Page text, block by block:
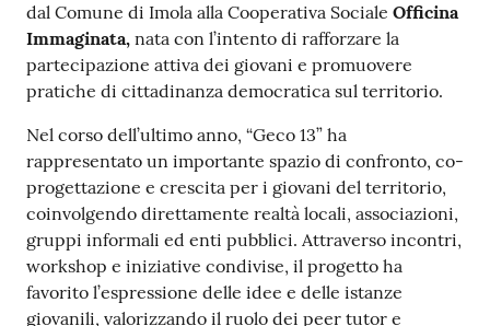
dal Comune di Imola alla Cooperativa Sociale Officina
Immaginata, nata con l’intento di rafforzare la
partecipazione attiva dei giovani e promuovere
pratiche di cittadinanza democratica sul territorio.
Nel corso dell’ultimo anno, “Geco 13” ha
rappresentato un importante spazio di confronto, co-
progettazione e crescita per i giovani del territorio,
coinvolgendo direttamente realtà locali, associazioni,
gruppi informali ed enti pubblici. Attraverso incontri,
workshop e iniziative condivise, il progetto ha
favorito l’espressione delle idee e delle istanze
giovanili, valorizzando il ruolo dei peer tutor e